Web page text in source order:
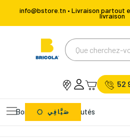
info@bstore.tn • Livraison partout
livraison
52
Bons Plans Nouveautés
صَيَّافِي